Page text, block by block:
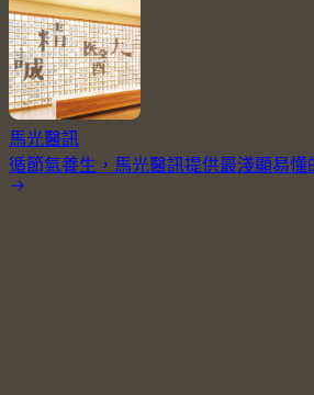
馬光醫訊
循節氣養生，馬光醫訊提供最淺顯易懂